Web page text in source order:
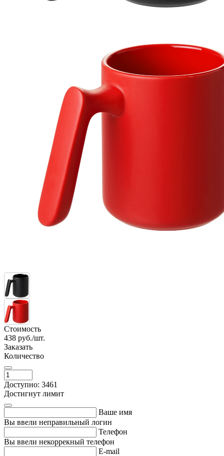
Стоимость
438 руб./шт.
Заказать
Количество
Доступно: 3461
Достигнут лимит
Ваше имя
Вы ввели неправильный логин
Телефон
Вы ввели некоррекный телефон
E-mail